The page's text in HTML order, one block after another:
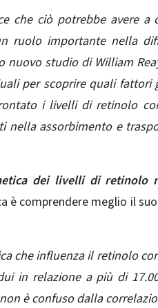
che ciò potrebbe avere
ruolo importante nella
nuovo studio di William
per scoprire quali
i livelli di retinolo
nella assorbimento e
dei livelli di retinolo
è comprendere meglio il
che influenza il retinolo
in relazione a più di
è confuso dalla